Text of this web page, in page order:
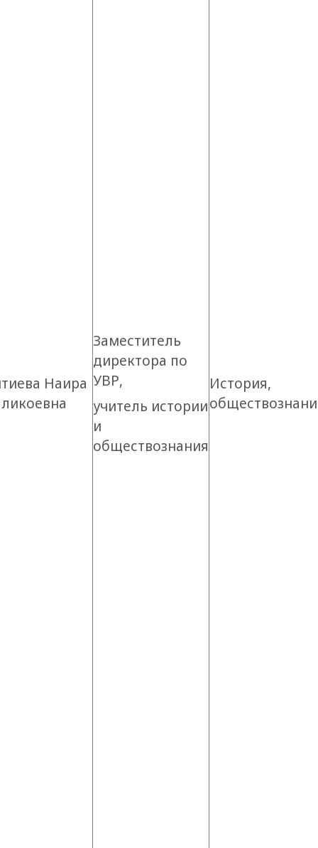
Наира
Заместитель
директора по
УВР,
учитель истории
и
обществознания
История,